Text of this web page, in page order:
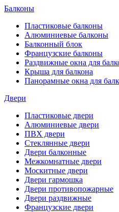
Балконы
Пластиковые балконы
Алюминиевые балконы
Балконный блок
Французские балконы
Раздвижные окна для
Крыша для балкона
Панорамные окна для
Двери
Пластиковые двери
Алюминиевые двери
ПВХ двери
Стеклянные двери
Двери балконные
Межкомнатные двери
Москитные двери
Двери гармошка
Двери противопожарные
Двери раздвижные
Французские двери